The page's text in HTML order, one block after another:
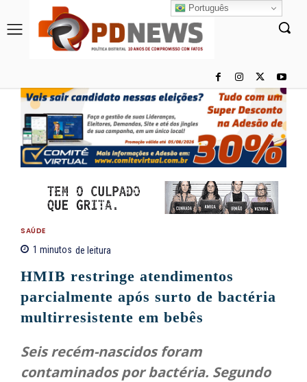
SAÚDE
1 minutos de leitura
HMIB restringe atendimentos
parcialmente após surto de bactéria
multirresistente em bebês
Seis recém-nascidos foram
contaminados por bactéria. Segundo
Português